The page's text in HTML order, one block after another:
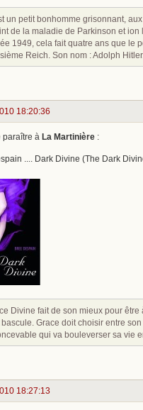
un petit bonhomme grisonnant,
de la maladie de Parkinson et
1949, cela fait quatre ans que le
Reich. Son nom : Adolph
18:20:36
paraître à La Martinière :
.... Dark Divine (The Dark
Divine fait de son mieux pour
bascule. Grace doit choisir entre
qui va bouleverser sa vie
18:27:13